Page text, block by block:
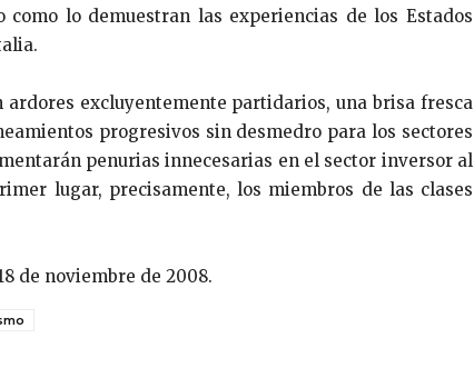
lo demuestran las experiencias de los Estados
ardores excluyentemente partidarios, una brisa fresca
progresivos sin desmedro para los sectores
penurias innecesarias en el sector inversor al
lugar, precisamente, los miembros de las clases
de noviembre de 2008.